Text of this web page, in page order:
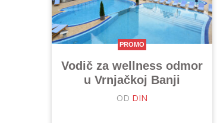
PROMO
Vodič za wellness odmor
u Vrnjačkoj Banji
OD DIN